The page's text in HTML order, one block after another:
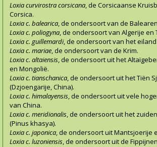
Loxia curvirostra corsicana, de Corsicaanse
Corsica.
Loxia c. balearica, de ondersoort van de
Loxia c. poliogyna, de ondersoort van Algerije en
Loxia c. guillemardi, de ondersoort van het eiland
Loxia c. mariae, de ondersoort van de Krim.
Loxia c. altaiensis, de ondersoort uit het
en Mongolië.
Loxia c. tianschanica, de ondersoort uit het Tiën
(Dzjoengarije, China).
Loxia c. himalayensis, de ondersoort uit vele
van China.
Loxia c. meridionalis, de ondersoort uit het
(Pinus khasya).
Loxia c. japonica, de ondersoort uit Mantsjoerije
Loxia c. luzoniensis, de ondersoort uit de